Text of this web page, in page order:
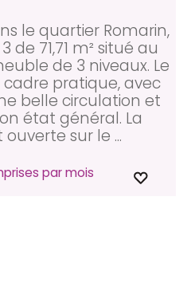
par mois
le quartier Romarin,
71,71 m² situé au
de 3 niveaux. Le
pratique, avec
belle circulation et
état général. La
sur le ...